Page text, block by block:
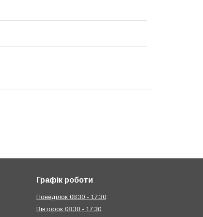
Графік роботи
Понеділок 08:30 - 17:30
Вівторок 08:30 - 17:30